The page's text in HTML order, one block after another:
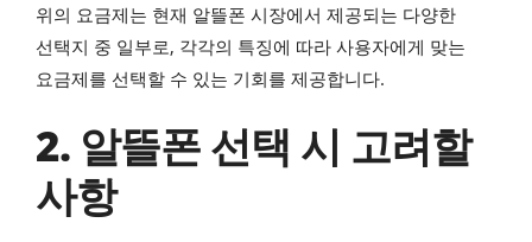
위의 요금제는 현재 알뜰폰 시장에서 제공되는 다양한
선택지 중 일부로, 각각의 특징에 따라 사용자에게 맞는
요금제를 선택할 수 있는 기회를 제공합니다.
2. 알뜰폰 선택 시 고려할
사항